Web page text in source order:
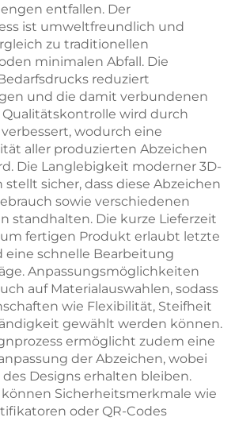
entfallen. Der
ist umweltfreundlich und
zu traditionellen
minimalen Abfall. Die
reduziert
und die damit verbundenen
Qualitätskontrolle wird durch
wodurch eine
aller produzierten Abzeichen
Die Langlebigkeit moderner 3D-
sicher, dass diese Abzeichen
sowie verschiedenen
standhalten. Die kurze Lieferzeit
fertigen Produkt erlaubt letzte
schnelle Bearbeitung
Anpassungsmöglichkeiten
auf Materialauswahlen, sodass
wie Flexibilität, Steifheit
gewählt werden können.
ermöglicht zudem eine
der Abzeichen, wobei
Designs erhalten bleiben.
können Sicherheitsmerkmale wie
oder QR-Codes